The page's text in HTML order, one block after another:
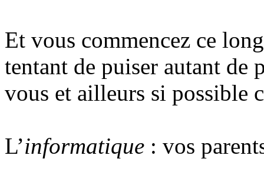
Et vous commencez ce
tentant de puiser autant de
vous et ailleurs si possible
L’informatique : vos